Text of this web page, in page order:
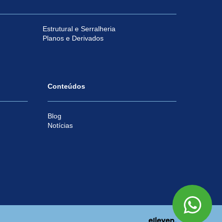
Estrutural e Serralheria
Planos e Derivados
Conteúdos
Blog
Notícias